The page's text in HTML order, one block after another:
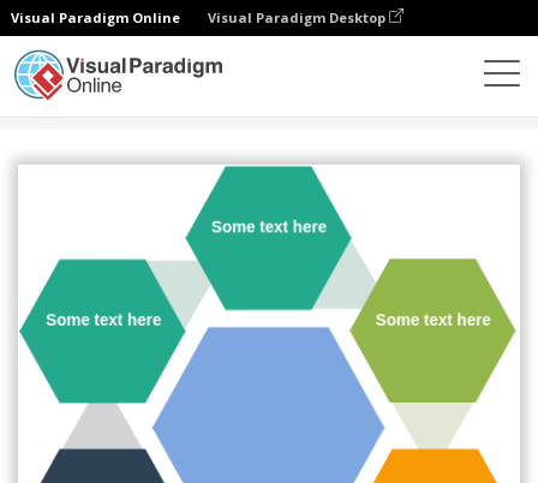
Visual Paradigm Online Visual Paradigm Desktop